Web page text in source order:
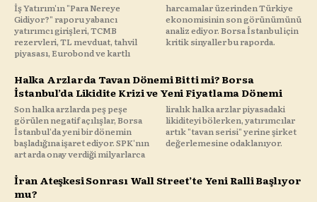
İş Yatırım'ın "Para Nereye
Gidiyor?" raporu yabancı
yatırımcı girişleri, TCMB
rezervleri, TL mevduat, tahvil
piyasası, Eurobond ve kartlı
harcamalar üzerinden Türkiye
ekonomisinin son görünümünü
analiz ediyor. Borsa İstanbul için
kritik sinyaller bu raporda.
Halka Arzlarda Tavan Dönemi Bitti mi? Borsa
İstanbul’da Likidite Krizi ve Yeni Fiyatlama Dönemi
Son halka arzlarda peş peşe
görülen negatif açılışlar, Borsa
İstanbul'da yeni bir dönemin
başladığına işaret ediyor. SPK'nın
art arda onay verdiği milyarlarca
liralık halka arzlar piyasadaki
likiditeyi bölerken, yatırımcılar
artık "tavan serisi" yerine şirket
değerlemesine odaklanıyor.
İran Ateşkesi Sonrası Wall Street’te Yeni Ralli Başlıyor
mu?